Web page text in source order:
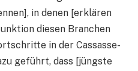
in denen [erklären
diesen Branchen
in der Cassasse-
geführt, dass [jüngste